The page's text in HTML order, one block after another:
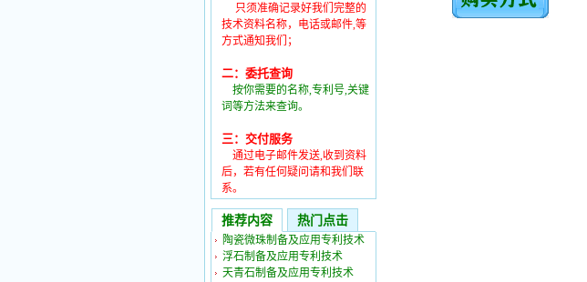
只须准确记录好我们完整的
技术资料名称，电话或邮件,等
方式通知我们；
二：委托查询
按你需要的名称,专利号,关键
词等方法来查询。
三：交付服务
通过电子邮件发送,收到资料
后，若有任何疑问请和我们联
系。
推荐内容 热门点击
陶瓷微珠制备及应用专利技术
浮石制备及应用专利技术
天青石制备及应用专利技术